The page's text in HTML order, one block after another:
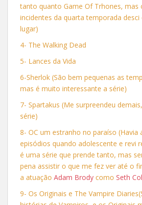
tanto quanto Game Of Trhones, mas
incidentes da quarta temporada desci
lugar)
4- The Walking Dead
5- Lances da Vida
6-Sherlok (São bem pequenas as
mas é muito interessante a série)
7- Spartakus (Me surpreendeu
série)
8- OC um estranho no paraíso (Havia
episódios quando adolescente e revi
é uma série que prende tanto, mas
pena assistir o que me fez ver até o
a atuação Adam Brody como Seth
9- Os Originais e The Vampire